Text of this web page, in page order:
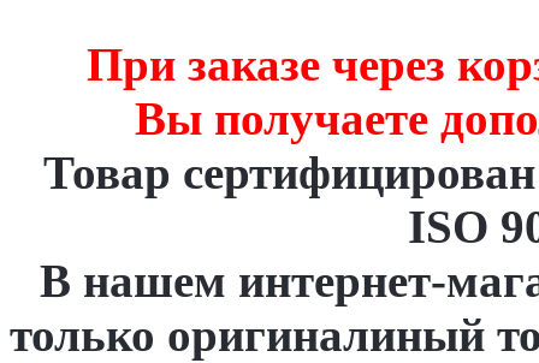
При заказе через
Вы получаете
Товар
ISO
В нашем интернет-
только оригиналиный